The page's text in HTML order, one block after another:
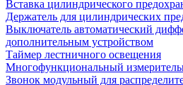
Вставка цилиндрического
Держатель для цилиндрических
Выключатель автоматический
дополнительным устройством
Таймер лестничного освещения
Многофункциональный
Звонок модульный для